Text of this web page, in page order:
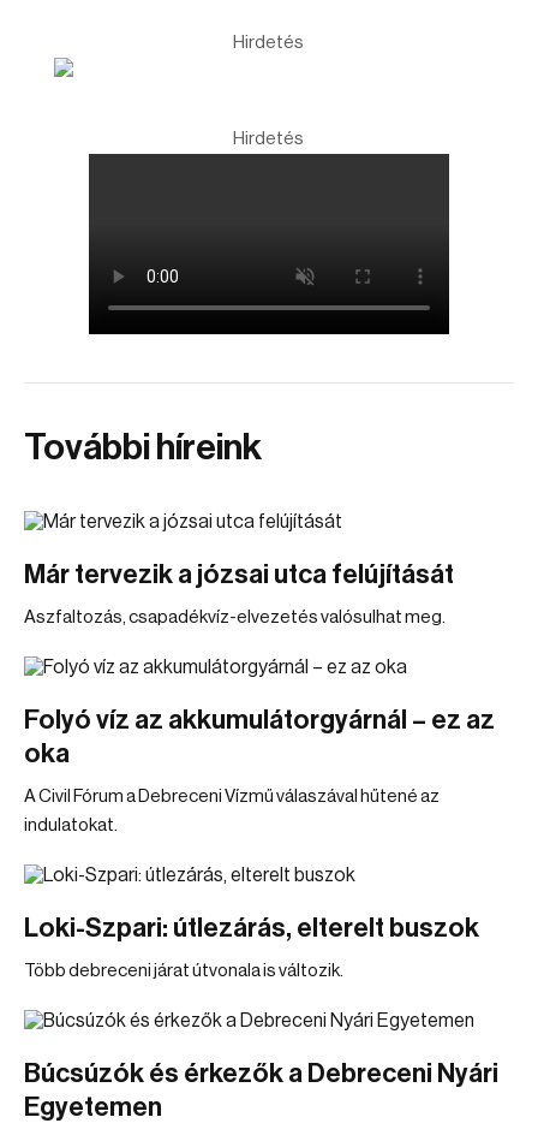
Hirdetés
Hirdetés
További híreink
Már tervezik a józsai utca felújítását
Aszfaltozás, csapadékvíz-elvezetés valósulhat meg.
Folyó víz az akkumulátorgyárnál – ez az
oka
A Civil Fórum a Debreceni Vízmű válaszával hűtené az
indulatokat.
Loki-Szpari: útlezárás, elterelt buszok
Több debreceni járat útvonala is változik.
Búcsúzók és érkezők a Debreceni Nyári
Egyetemen